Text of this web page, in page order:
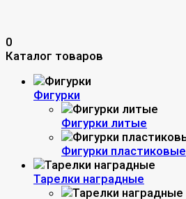
0
Каталог товаров
Фигурки
Фигурки литые
Фигурки пластиковые
Тарелки наградные